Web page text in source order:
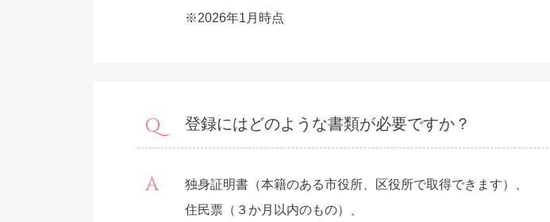
※2026年1月時点
登録にはどのような書類が必要ですか？
独身証明書（本籍のある市役所、区役所で取得できます）、
住民票（３か月以内のもの）、